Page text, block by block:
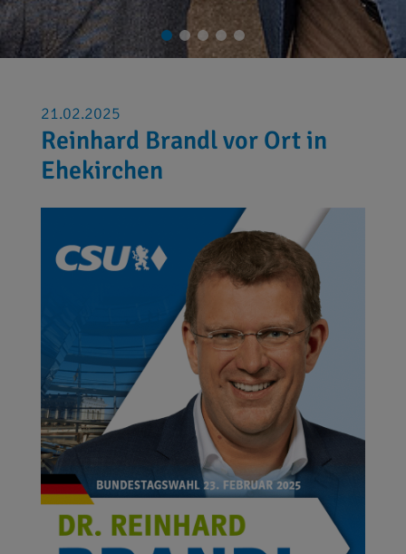
21.02.2025
Reinhard Brandl vor Ort in
Ehekirchen